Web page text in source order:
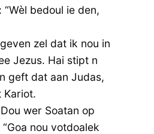
bedoul ie den,
zel dat ik nou in
Jezus. Hai stipt n
geft dat aan Judas,
Kariot.
wer Soatan op
nou votdoalek